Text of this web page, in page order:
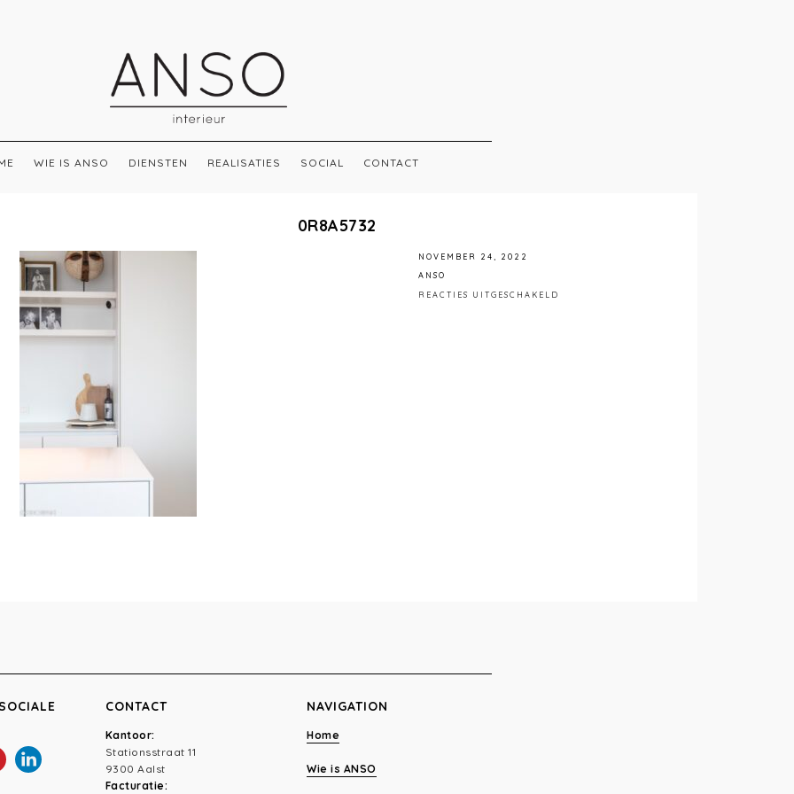
WIE IS ANSO DIENSTEN REALISATIES SOCIAL CONTACT
0R8A5732
NOVEMBER 24, 2022
ANSO
REACTIES UITGESCHAKELD
CONTACT
Kantoor:
Stationsstraat 11
9300 Aalst
Facturatie:
NAVIGATION
Home
Wie is ANSO